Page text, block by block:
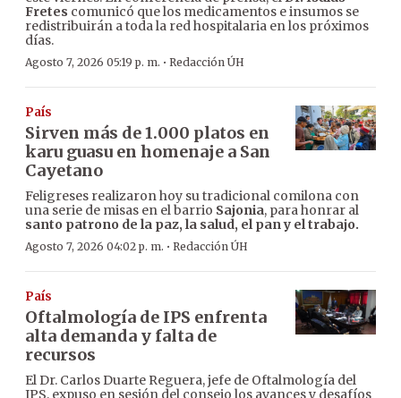
Fretes comunicó que los medicamentos e insumos se
redistribuirán a toda la red hospitalaria en los próximos
días.
Agosto 7, 2026 05:19 p. m. · Redacción ÚH
País
Sirven más de 1.000 platos en
karu guasu en homenaje a San
Cayetano
Feligreses realizaron hoy su tradicional comilona con
una serie de misas en el barrio Sajonia, para honrar al
santo patrono de la paz, la salud, el pan y el trabajo.
Agosto 7, 2026 04:02 p. m. · Redacción ÚH
País
Oftalmología de IPS enfrenta
alta demanda y falta de
recursos
El Dr. Carlos Duarte Reguera, jefe de Oftalmología del
IPS, expuso en sesión del consejo los avances y desafíos